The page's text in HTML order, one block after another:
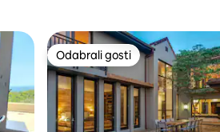
Odabrali gosti
Odabrali gosti